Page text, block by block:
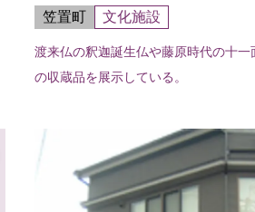
笠置町 文化施設
渡来仏の釈迦誕生仏や藤原時代の十
の収蔵品を展示している。